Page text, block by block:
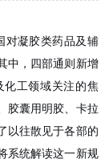
对凝胶类药品及辅
中，四部通则新增
化工领域关注的焦
胶囊用明胶、卡拉
以往散见于各部的
系统解读这一新规